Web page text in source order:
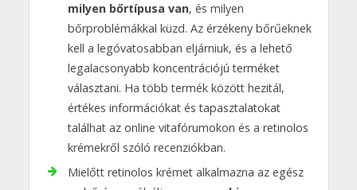
milyen bőrtípusa van, és milyen
bőrproblémákkal küzd. Az érzékeny bőrűeknek
kell a legóvatosabban eljárniuk, és a lehető
legalacsonyabb koncentrációjú terméket
választani. Ha több termék között hezitál,
értékes információkat és tapasztalatokat
találhat az online vitafórumokon és a retinolos
krémekről szóló recenziókban.
Mielőtt retinolos krémet alkalmazna az egész